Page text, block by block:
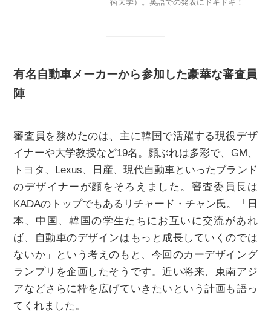
術大学）。英語での発表にドキドキ！
有名自動車メーカーから参加した豪華な審査員
陣
審査員を務めたのは、主に韓国で活躍する現役デザ
イナーや大学教授など19名。顔ぶれは多彩で、GM、
トヨタ、Lexus、日産、現代自動車といったブランド
のデザイナーが顔をそろえました。審査委員長は
KADAのトップでもあるリチャード・チャン氏。「日
本、中国、韓国の学生たちにお互いに交流があれ
ば、自動車のデザインはもっと成長していくのでは
ないか」という考えのもと、今回のカーデザイング
ランプリを企画したそうです。近い将来、東南アジ
アなどさらに枠を広げていきたいという計画も語っ
てくれました。